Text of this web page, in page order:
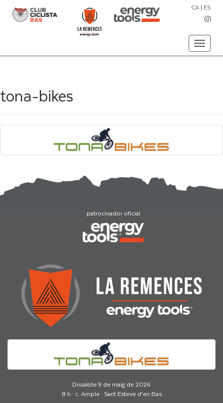
Toggle
CA | ES
tona-bikes
patrocinador oficial
Dissabte 9 de maig de 2026
8 h · c. Ample · Sant Esteve d’en Bas